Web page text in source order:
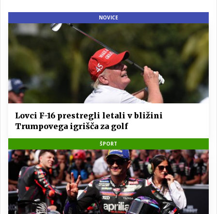
NOVICE
Lovci F-16 prestregli letali v bližini
Trumpovega igrišča za golf
ŠPORT